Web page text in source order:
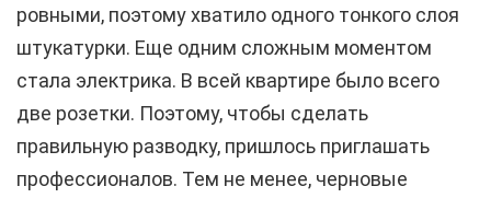
ровными, поэтому хватило одного тонкого слоя
штукатурки. Еще одним сложным моментом
стала электрика. В всей квартире было всего
две розетки. Поэтому, чтобы сделать
правильную разводку, пришлось приглашать
профессионалов. Тем не менее, черновые